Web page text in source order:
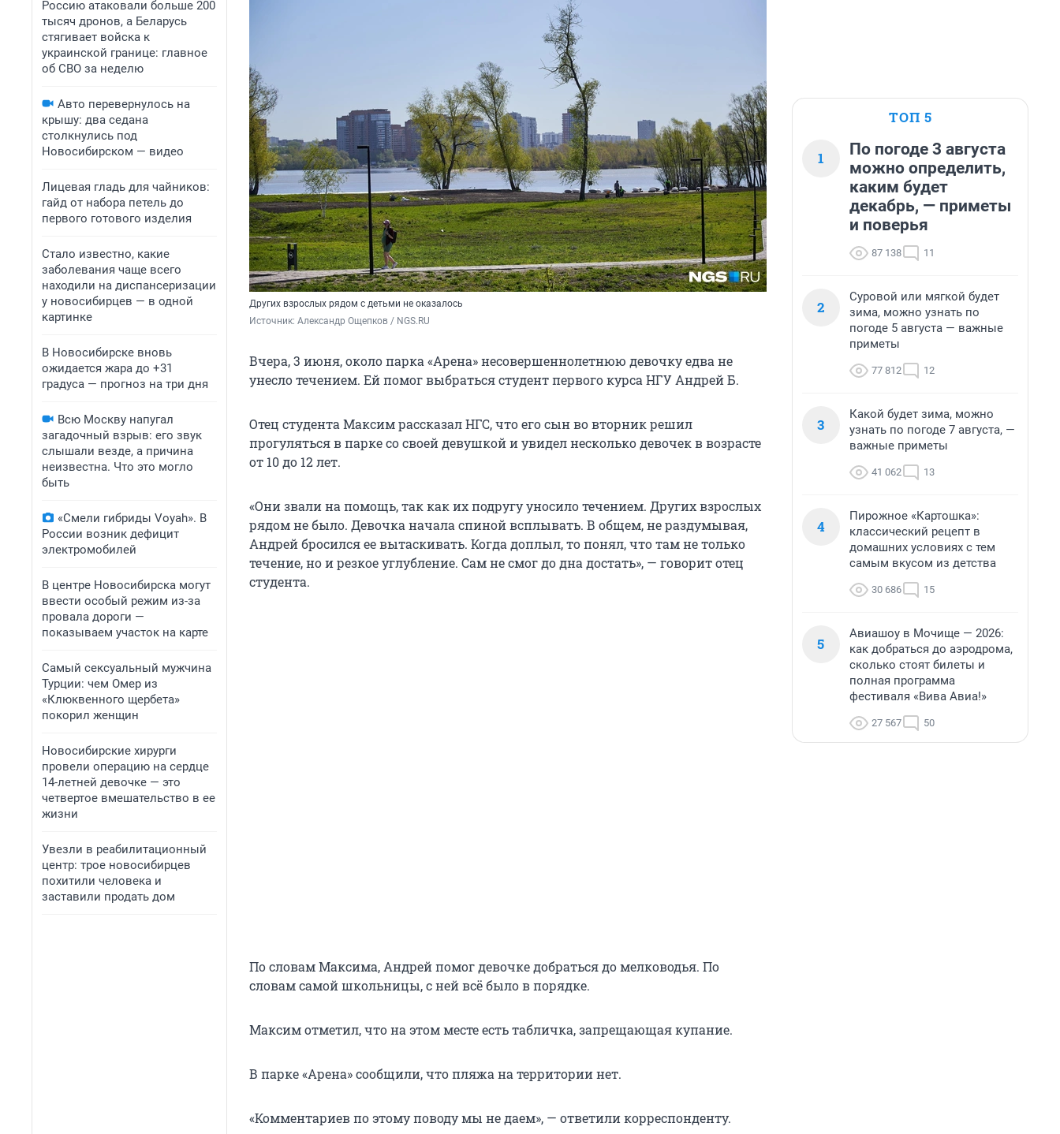
Россию атаковали больше 200
тысяч дронов, а Беларусь
стягивает войска к
украинской границе: главное
об СВО за неделю
Авто перевернулось на
крышу: два седана
столкнулись под
Новосибирском — видео
Лицевая гладь для чайников:
гайд от набора петель до
первого готового изделия
Стало известно, какие
заболевания чаще всего
находили на диспансеризации
у новосибирцев — в одной
картинке
В Новосибирске вновь
ожидается жара до +31
градуса — прогноз на три дня
Всю Москву напугал
загадочный взрыв: его звук
слышали везде, а причина
неизвестна. Что это могло
быть
«Смели гибриды Voyah». В
России возник дефицит
электромобилей
В центре Новосибирска могут
ввести особый режим из-за
провала дороги —
показываем участок на карте
Самый сексуальный мужчина
Турции: чем Омер из
«Клюквенного щербета»
покорил женщин
Новосибирские хирурги
провели операцию на сердце
14-летней девочке — это
четвертое вмешательство в ее
жизни
Увезли в реабилитационный
центр: трое новосибирцев
похитили человека и
заставили продать дом
Других взрослых рядом с детьми не оказалось
Источник: Александр Ощепков / NGS.RU
Вчера, 3 июня, около парка «Арена» несовершеннолетнюю девочку едва не
унесло течением. Ей помог выбраться студент первого курса НГУ Андрей Б.
Отец студента Максим рассказал НГС, что его сын во вторник решил
прогуляться в парке со своей девушкой и увидел несколько девочек в возрасте
от 10 до 12 лет.
«Они звали на помощь, так как их подругу уносило течением. Других взрослых
рядом не было. Девочка начала спиной всплывать. В общем, не раздумывая,
Андрей бросился ее вытаскивать. Когда доплыл, то понял, что там не только
течение, но и резкое углубление. Сам не смог до дна достать», — говорит отец
студента.
По словам Максима, Андрей помог девочке добраться до мелководья. По
словам самой школьницы, с ней всё было в порядке.
Максим отметил, что на этом месте есть табличка, запрещающая купание.
В парке «Арена» сообщили, что пляжа на территории нет.
«Комментариев по этому поводу мы не даем», — ответили корреспонденту.
ТОП 5
1
По погоде 3 августа
можно определить,
каким будет
декабрь, — приметы
и поверья
87 138 11
2
Суровой или мягкой будет
зима, можно узнать по
погоде 5 августа — важные
приметы
77 812 12
3
Какой будет зима, можно
узнать по погоде 7 августа, —
важные приметы
41 062 13
4
Пирожное «Картошка»:
классический рецепт в
домашних условиях с тем
самым вкусом из детства
30 686 15
5
Авиашоу в Мочище — 2026:
как добраться до аэродрома,
сколько стоят билеты и
полная программа
фестиваля «Вива Авиа!»
27 567 50